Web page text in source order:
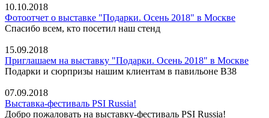
10.10.2018
Фотоотчет о выставке "Подарки. Осень 2018" в Москве
Спасибо всем, кто посетил наш стенд
15.09.2018
Приглашаем на выставку "Подарки. Осень 2018" в Москве
Подарки и сюрпризы нашим клиентам в павильоне В38
07.09.2018
Выставка-фестиваль PSI Russia!
Добро пожаловать на выставку-фестиваль PSI Russia!